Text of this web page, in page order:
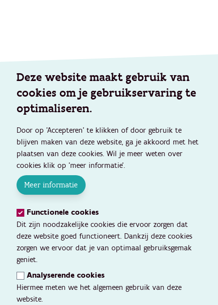
Deze website maakt gebruik van
cookies om je gebruikservaring te
optimaliseren.
Door op 'Accepteren' te klikken of door gebruik te
blijven maken van deze website, ga je akkoord met het
plaatsen van deze cookies. Wil je meer weten over
cookies klik op 'meer informatie'.
Meer informatie
Functionele cookies
Dit zijn noodzakelijke cookies die ervoor zorgen dat
deze website goed functioneert. Dankzij deze cookies
zorgen we ervoor dat je van optimaal gebruiksgemak
geniet.
Analyserende cookies
Hiermee meten we het algemeen gebruik van deze
website.